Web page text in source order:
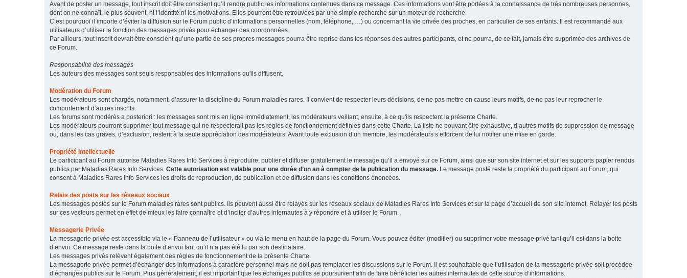
Avant de poster un message, tout inscrit doit être conscient qu’il rendre public les informations contenues dans ce message. Ces informations vont être portées à la connaissance de très nombreuses personnes,
dont on ne connaît, le plus souvent, ni l’identité ni les motivations. Elles pourront être retrouvées par une simple recherche sur un moteur de recherche.
C’est pourquoi il importe d’éviter la diffusion sur le Forum public d’informations personnelles (nom, téléphone, …) ou concernant la vie privée des proches, en particulier de ses enfants. Il est recommandé aux
utilisateurs d’utiliser la fonction des messages privés pour échanger des coordonnées.
Par ailleurs, tout inscrit devrait être conscient qu’une partie de ses propres messages pourra être reprise dans les réponses des autres participants, et ne pourra, de ce fait, jamais être supprimée des archives de
ce Forum.
Responsabilité des messages
Les auteurs des messages sont seuls responsables des informations qu'ils diffusent.
Modération du Forum
Les modérateurs sont chargés, notamment, d’assurer la discipline du Forum maladies rares. Il convient de respecter leurs décisions, de ne pas mettre en cause leurs motifs, de ne pas leur reprocher le
comportement d’autres inscrits.
Les forums sont modérés a posteriori : les messages sont mis en ligne immédiatement, les modérateurs veillant, ensuite, à ce qu'ils respectent la présente Charte.
Les modérateurs pourront supprimer tout message qui ne respecterait pas les règles de fonctionnement définies dans cette Charte. La liste ne pouvant être exhaustive, d’autres motifs de suppression de message
ou, dans les cas graves, d’exclusion, restent à la seule appréciation des modérateurs. Avant toute exclusion d’un membre, les modérateurs s’efforcent de lui notifier une mise en garde.
Propriété intellectuelle
Le participant au Forum autorise Maladies Rares Info Services à reproduire, publier et diffuser gratuitement le message qu’il a envoyé sur ce Forum, ainsi que sur son site internet et sur les supports papier rendus
publics par Maladies Rares Info Services. Cette autorisation est valable pour une durée d’un an à compter de la publication du message. Le message posté reste la propriété du participant au Forum, qui
consent à Maladies Rares Info Services les droits de reproduction, de publication et de diffusion dans les conditions énoncées.
Relais des posts sur les réseaux sociaux
Les messages postés sur le Forum maladies rares sont publics. Ils peuvent aussi être relayés sur les réseaux sociaux de Maladies Rares Info Services et sur la page d’accueil de son site internet. Relayer les posts
sur ces vecteurs permet en effet de mieux les faire connaître et d’inciter d’autres internautes à y répondre et à utiliser le Forum.
Messagerie Privée
La messagerie privée est accessible via le « Panneau de l’utilisateur » ou via le menu en haut de la page du Forum. Vous pouvez éditer (modifier) ou supprimer votre message privé tant qu’il est dans la boite
d’envoi. Ce message reste dans la boite d’envoi tant qu’il n’a pas été lu par son destinataire.
Les messages privés relèvent également des règles de fonctionnement de la présente Charte.
La messagerie privée permet d’échanger des informations à caractère personnel mais ne doit pas remplacer les discussions sur le Forum. Il est souhaitable que l’utilisation de la messagerie privée soit précédée
d’échanges publics sur le Forum. Plus généralement, il est important que les échanges publics se poursuivent afin de faire bénéficier les autres internautes de cette source d’informations.